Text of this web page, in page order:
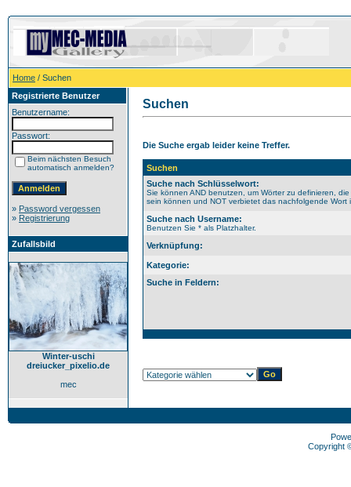
Home / Suchen
Registrierte Benutzer
Benutzername:
Passwort:
Beim nächsten Besuch
automatisch anmelden?
» Password vergessen
» Registrierung
Zufallsbild
Winter-uschi
dreiucker_pixelio.de
mec
Suchen
Die Suche ergab leider keine Treffer.
Suchen
Suche nach Schlüsselwort:
Sie können AND benutzen, um Wörter zu definieren,
sein können und NOT verbietet das nachfolgende Wort
Suche nach Username:
Benutzen Sie * als Platzhalter.
Verknüpfung:
Kategorie:
Suche in Feldern:
Copyright